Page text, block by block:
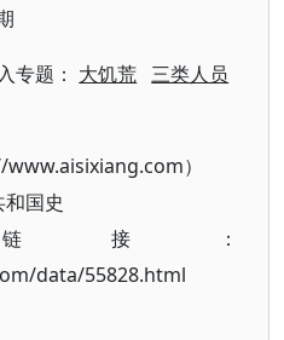
专题： 大饥荒 三类人员
）
和国史
接：
data/55828.html